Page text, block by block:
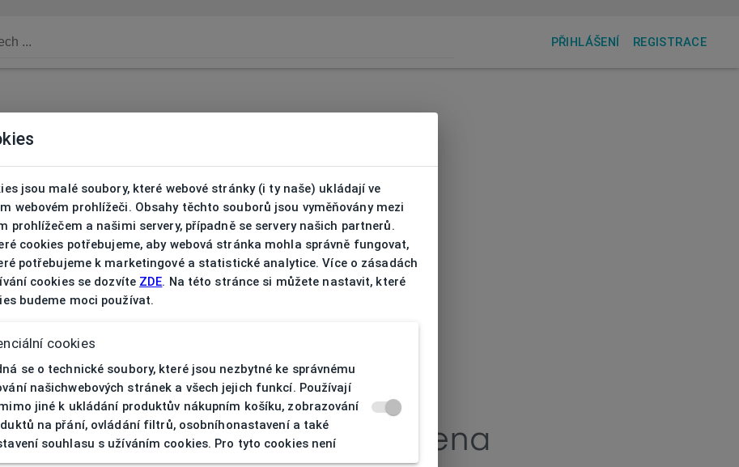
PŘIHLÁŠENÍ REGISTRACE
404| Stránka nenalezena
jsou malé soubory, které webové stránky (i ty naše) ukládají ve
webovém prohlížeči. Obsahy těchto souborů jsou vyměňovány mezi
prohlížečem a našimi servery, případně se servery našich partnerů.
cookies potřebujeme, aby webová stránka mohla správně fungovat,
potřebujeme k marketingové a statistické analytice. Více o zásadách
cookies se dozvíte ZDE. Na této stránce si můžete nastavit, které
budeme moci používat.
cookies
se o technické soubory, které jsou nezbytné ke správnému
našichwebových stránek a všech jejich funkcí. Používají
jiné k ukládání produktův nákupním košíku, zobrazování
na přání, ovládání filtrů, osobníhonastavení a také
souhlasu s užíváním cookies. Pro tyto cookies není